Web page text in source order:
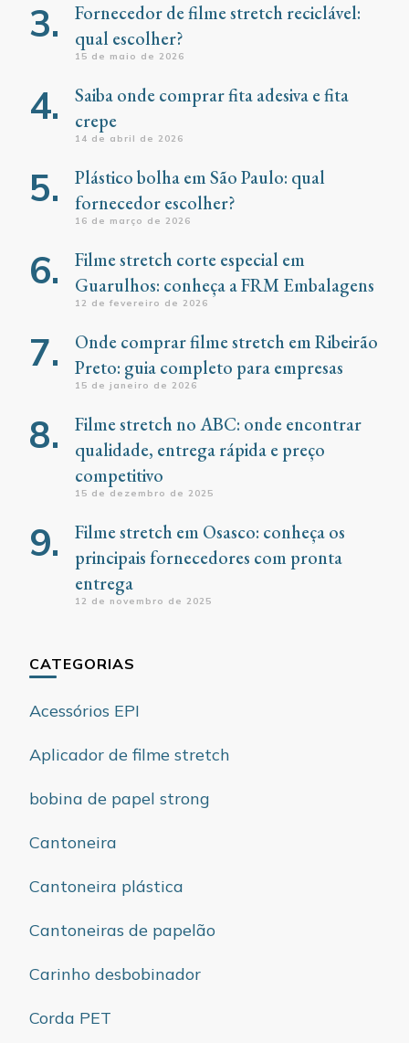
Fornecedor de filme stretch reciclável:
qual escolher?
15 de maio de 2026
Saiba onde comprar fita adesiva e fita
crepe
14 de abril de 2026
Plástico bolha em São Paulo: qual
fornecedor escolher?
16 de março de 2026
Filme stretch corte especial em
Guarulhos: conheça a FRM Embalagens
12 de fevereiro de 2026
Onde comprar filme stretch em Ribeirão
Preto: guia completo para empresas
15 de janeiro de 2026
Filme stretch no ABC: onde encontrar
qualidade, entrega rápida e preço
competitivo
15 de dezembro de 2025
Filme stretch em Osasco: conheça os
principais fornecedores com pronta
entrega
12 de novembro de 2025
CATEGORIAS
Acessórios EPI
Aplicador de filme stretch
bobina de papel strong
Cantoneira
Cantoneira plástica
Cantoneiras de papelão
Carinho desbobinador
Corda PET